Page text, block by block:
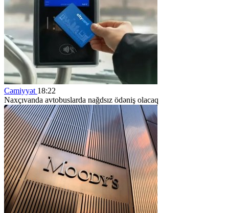
Cəmiyyət 18:22
Naxçıvanda avtobuslarda nağdsız ödəniş olacaq